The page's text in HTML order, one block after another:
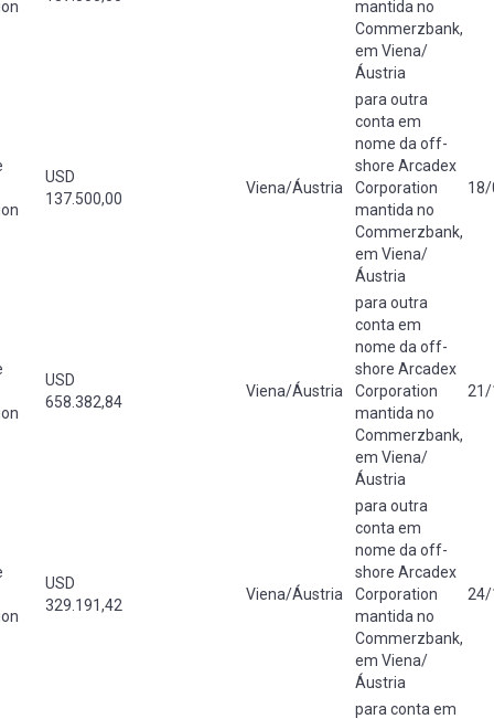
mantida no
Commerzbank,
em Viena/
Áustria
USD
137.500,00
Viena/Áustria
para outra
conta em
nome da off-
shore Arcadex
Corporation
mantida no
Commerzbank,
em Viena/
Áustria
USD
658.382,84
Viena/Áustria
para outra
conta em
nome da off-
shore Arcadex
Corporation
mantida no
Commerzbank,
em Viena/
Áustria
USD
329.191,42
Viena/Áustria
para outra
conta em
nome da off-
shore Arcadex
Corporation
mantida no
Commerzbank,
em Viena/
Áustria
para conta em